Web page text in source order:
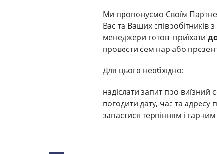
Ми пропонуємо Своїм
Вас та Ваших співробітників
менеджери готові приїхати
провести семінар або
Для цього необхідно:
надіслати запит про
погодити дату, час та адресу
запастиcя терпінням і